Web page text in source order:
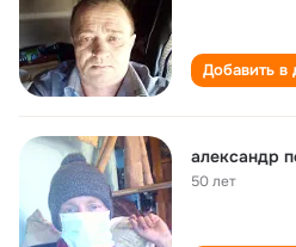
Добавить в
александр
50 лет